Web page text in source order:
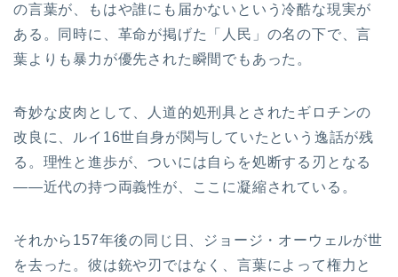
の言葉が、もはや誰にも届かないという冷酷な現実が
ある。同時に、革命が掲げた「人民」の名の下で、言
葉よりも暴力が優先された瞬間でもあった。
奇妙な皮肉として、人道的処刑具とされたギロチンの
改良に、ルイ16世自身が関与していたという逸話が残
る。理性と進歩が、ついには自らを処断する刃となる
――近代の持つ両義性が、ここに凝縮されている。
それから157年後の同じ日、ジョージ・オーウェルが世
を去った。彼は銃や刃ではなく、言葉によって権力と